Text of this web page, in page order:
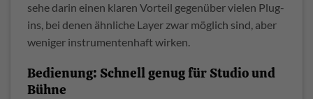
sehe darin einen klaren Vorteil gegenüber vielen Plug-
ins, bei denen ähnliche Layer zwar möglich sind, aber
weniger instrumentenhaft wirken.
Bedienung: Schnell genug für Studio und
Bühne